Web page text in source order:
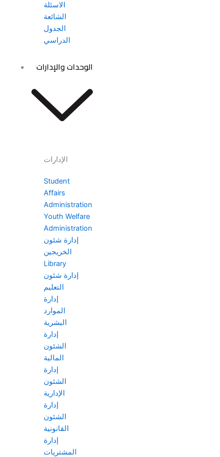
الاسئلة
الشائعة
الجدول
الدراسي
الوحدات والإدارات
الإدارات
Student
Affairs
Administration
Youth Welfare
Administration
إدارة شئون
الخريجين
Library
إدارة شئون
التعليم
إدارة
الموارد
البشرية
إدارة
الشئون
المالية
إدارة
الشئون
الإدارية
إدارة
الشئون
القانونية
إدارة
المشتريات